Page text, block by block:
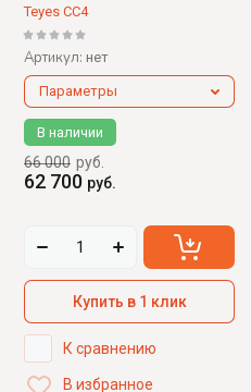
Teyes CC4
Артикул: нет
Параметры
В наличии
66 000 руб.
62 700 руб.
Купить в 1 клик
К сравнению
В избранное